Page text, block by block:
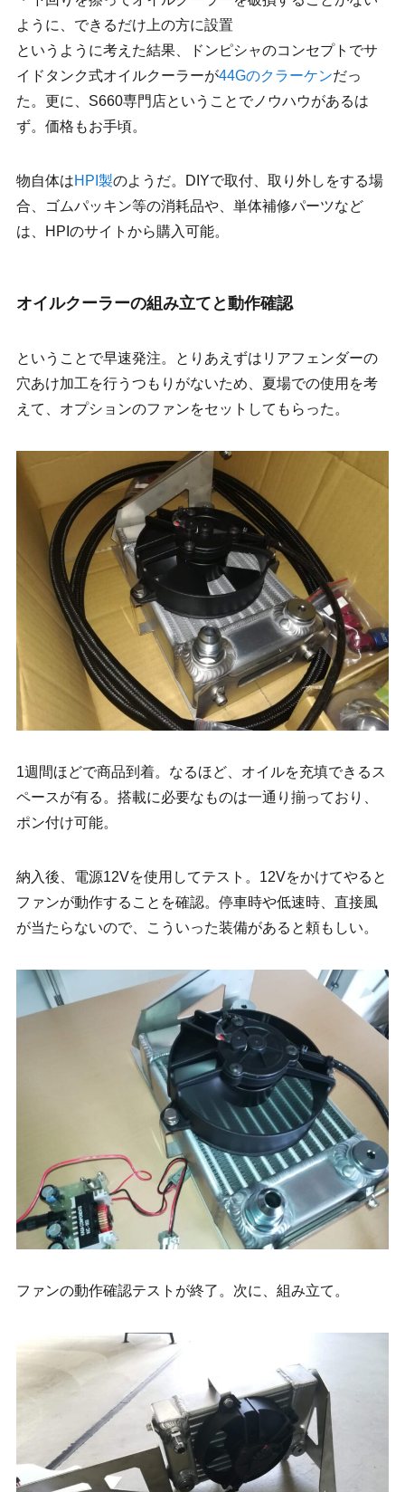
ように、できるだけ上の方に設置
というように考えた結果、ドンピシャのコンセプトでサ
イドタンク式オイルクーラーが44Gのクラーケンだっ
た。更に、S660専門店ということでノウハウがあるは
ず。価格もお手頃。
物自体はHPI製のようだ。DIYで取付、取り外しをする場
合、ゴムパッキン等の消耗品や、単体補修パーツなど
は、HPIのサイトから購入可能。
オイルクーラーの組み立てと動作確認
ということで早速発注。とりあえずはリアフェンダーの
穴あけ加工を行うつもりがないため、夏場での使用を考
えて、オプションのファンをセットしてもらった。
1週間ほどで商品到着。なるほど、オイルを充填できるス
ペースが有る。搭載に必要なものは一通り揃っており、
ポン付け可能。
納入後、電源12Vを使用してテスト。12Vをかけてやると
ファンが動作することを確認。停車時や低速時、直接風
が当たらないので、こういった装備があると頼もしい。
ファンの動作確認テストが終了。次に、組み立て。